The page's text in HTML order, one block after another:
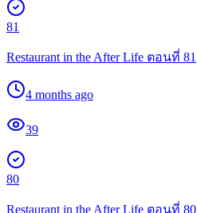
81
Restaurant in the After Life ตอนที่ 81
4 months ago
39
80
Restaurant in the After Life ตอนที่ 80